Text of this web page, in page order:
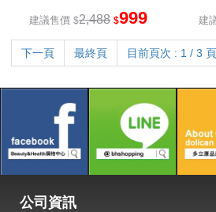
建議售價 $2,488 $999 建
下一頁 最終頁 目前頁次 : 1 / 3
公司資訊